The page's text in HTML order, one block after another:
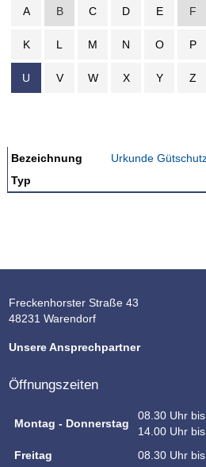
A B C D E F
K L M N O P
U V W X Y Z
Typ
Bezeichnung Urkunde
Freckenhorster Straße 43
48231 Warendorf
Unsere Ansprechpartner
Öffnungszeiten
Montag - Donnerstag
08.30 Uhr
14.00 Uhr
Freitag
08.30 Uhr